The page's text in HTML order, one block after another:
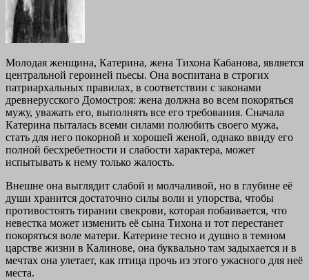
Молодая женщина, Катерина, жена Тихона Кабанова, является
центральной героиней пьесы. Она воспитана в строгих
патриархальных правилах, в соответствии с законами
древнерусского Домостроя: жена должна во всем покоряться
мужу, уважать его, выполнять все его требования. Сначала
Катерина пыталась всеми силами полюбить своего мужа,
стать для него покорной и хорошей женой, однако ввиду его
полной бесхребетности и слабости характера, может
испытывать к нему только жалость.
Внешне она выглядит слабой и молчаливой, но в глубине её
души хранится достаточно силы воли и упорства, чтобы
противостоять тирании свекрови, которая побаивается, что
невестка может изменить её сына Тихона и тот перестанет
покоряться воле матери. Катерине тесно и душно в темном
царстве жизни в Калинове, она буквально там задыхается и в
мечтах она улетает, как птица прочь из этого ужасного для неё
места.